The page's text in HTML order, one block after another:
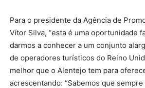
Para o presidente da Agência de
Vítor Silva, “esta é uma oportunidade
darmos a conhecer a um conjunto
de operadores turísticos do Reino
melhor que o Alentejo tem para
acrescentando: “Sabemos que